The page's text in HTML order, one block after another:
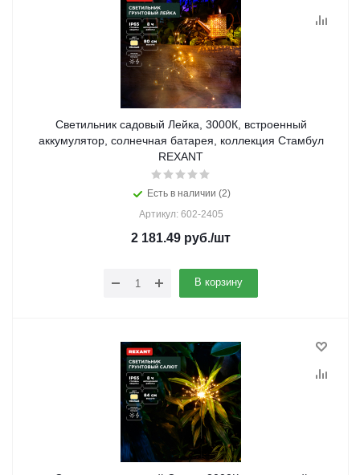
Светильник садовый Лейка, 3000К, встроенный
аккумулятор, солнечная батарея, коллекция Стамбул
REXANT
Есть в наличии (2)
Артикул: 602-2405
2 181.49 руб./шт
В корзину